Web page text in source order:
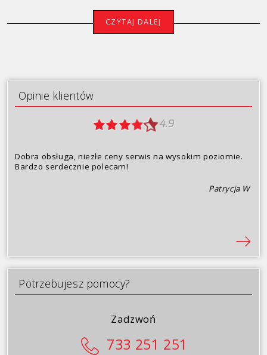
Oferta
Blog
Kontakt
CZYTAJ DALEJ
Opinie klientów
4.9
Dobra obsługa, niezłe ceny serwis na wysokim poziomie.
Bardzo serdecznie polecam!
Patrycja W
Potrzebujesz pomocy?
Zadzwoń
733 251 251